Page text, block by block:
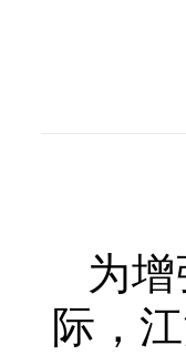
为
际，